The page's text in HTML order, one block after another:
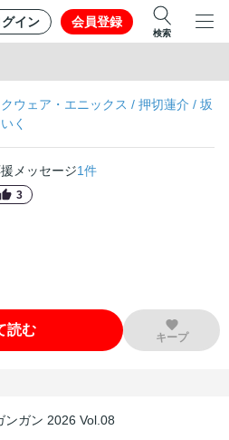
グイン 会員登録
検索
クウェア・エニックス /押切蓮介 /坂
く
メッセージ1件
3
読む キープ
ンガン 2026 Vol.08